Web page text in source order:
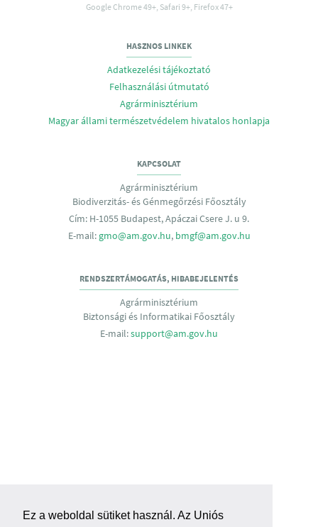
Ez a weboldal sütiket használ. Az Uniós
Google Chrome 49+, Safari 9+, Firefox 47+
HASZNOS LINKEK
Adatkezelési tájékoztató
Felhasználási útmutató
Agrárminisztérium
Magyar állami természetvédelem hivatalos honlapja
KAPCSOLAT
Agrárminisztérium
Biodiverzitás- és Génmegőrzési Főosztály
Cím: H-1055 Budapest, Apáczai Csere J. u 9.
E-mail: gmo@am.gov.hu, bmgf@am.gov.hu
RENDSZERTÁMOGATÁS, HIBABEJELENTÉS
Agrárminisztérium
Biztonsági és Informatikai Főosztály
E-mail:support@am.gov.hu